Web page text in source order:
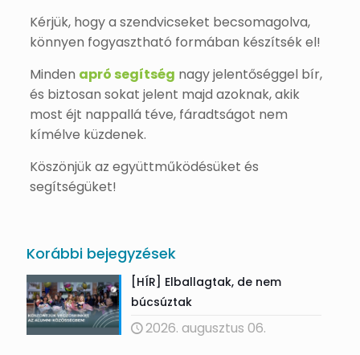
Kérjük, hogy a szendvicseket becsomagolva,
könnyen fogyasztható formában készítsék el!
Minden apró segítség nagy jelentőséggel bír,
és biztosan sokat jelent majd azoknak, akik
most éjt nappallá téve, fáradtságot nem
kímélve küzdenek.
Köszönjük az együttműködésüket és
segítségüket!
Korábbi bejegyzések
[HÍR] Elballagtak, de nem
búcsúztak
2026. augusztus 06.